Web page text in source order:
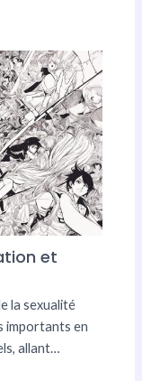
et
la sexualité
importants en
allant…